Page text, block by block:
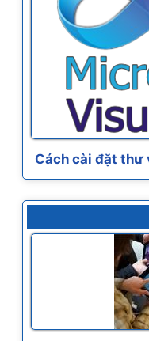
Cách cài đặt thư